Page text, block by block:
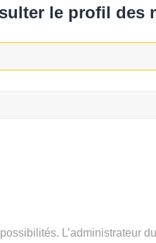
le profil des
L’administrateur